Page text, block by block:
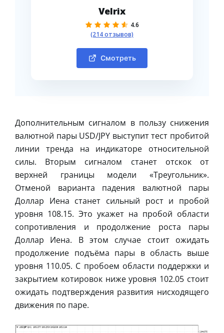
Velrix
4.6
(214 отзывов)
Смотреть
Дополнительным сигналом в пользу снижения
валютной пары USD/JPY выступит тест пробитой
линии тренда на индикаторе относительной
силы. Вторым сигналом станет отскок от
верхней границы модели «Треугольник».
Отменой варианта падения валютной пары
Доллар Иена станет сильный рост и пробой
уровня 108.15. Это укажет на пробой области
сопротивления и продолжение роста пары
Доллар Иена. В этом случае стоит ожидать
продолжение подъёма пары в область выше
уровня 110.05. С пробоем области поддержки и
закрытием котировок ниже уровня 102.05 стоит
ожидать подтверждения развития нисходящего
движения по паре.